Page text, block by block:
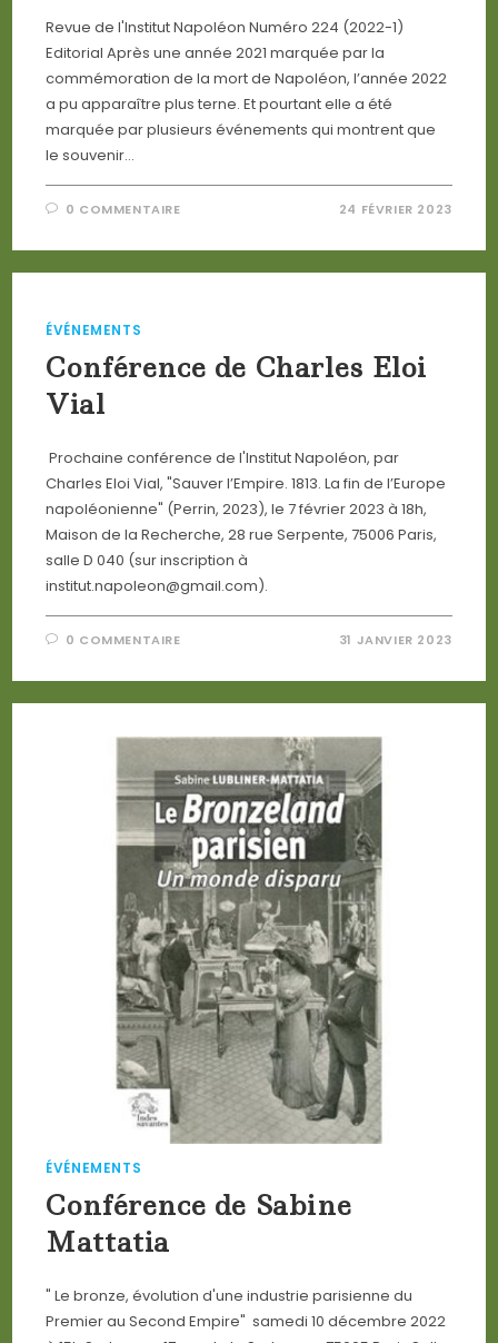
Revue de l'Institut Napoléon Numéro 224 (2022-1)
Editorial Après une année 2021 marquée par la
commémoration de la mort de Napoléon, l’année 2022
a pu apparaître plus terne. Et pourtant elle a été
marquée par plusieurs événements qui montrent que
le souvenir…
0 COMMENTAIRE 24 FÉVRIER 2023
ÉVÉNEMENTS
Conférence de Charles Eloi
Vial
Prochaine conférence de l'Institut Napoléon, par
Charles Eloi Vial, "Sauver l’Empire. 1813. La fin de l’Europe
napoléonienne" (Perrin, 2023), le 7 février 2023 à 18h,
Maison de la Recherche, 28 rue Serpente, 75006 Paris,
salle D 040 (sur inscription à
institut.napoleon@gmail.com).
0 COMMENTAIRE 31 JANVIER 2023
ÉVÉNEMENTS
Conférence de Sabine
Mattatia
" Le bronze, évolution d'une industrie parisienne du
Premier au Second Empire" samedi 10 décembre 2022